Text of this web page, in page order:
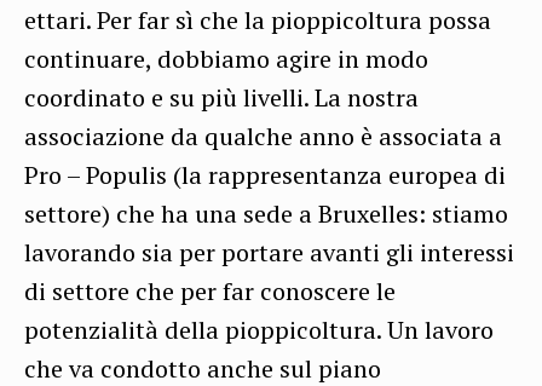
ettari. Per far sì che la pioppicoltura possa
continuare, dobbiamo agire in modo
coordinato e su più livelli. La nostra
associazione da qualche anno è associata a
Pro – Populis (la rappresentanza europea di
settore) che ha una sede a Bruxelles: stiamo
lavorando sia per portare avanti gli interessi
di settore che per far conoscere le
potenzialità della pioppicoltura. Un lavoro
che va condotto anche sul piano